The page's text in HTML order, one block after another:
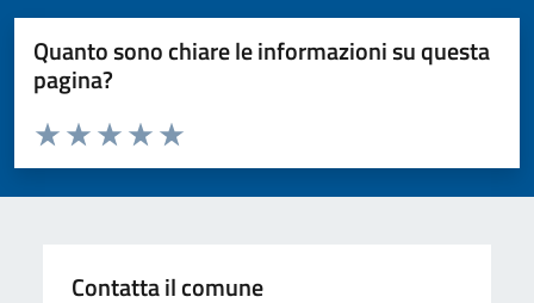
Quanto sono chiare le informazioni su questa
pagina?
Valuta da 1 a 5 stelle la pagina
Valuta 5 stelle su 5
Valuta 4 stelle su 5
Valuta 3 stelle su 5
Valuta 2 stelle su 5
Valuta 1 stelle su 5
Contatta il comune